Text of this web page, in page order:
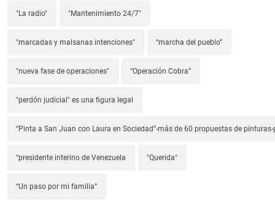
"La radio" "Mantenimiento 24/7"
"marcadas y malsanas intenciones" “marcha del pueblo”
"nueva fase de operaciones" “Operación Cobra”
"perdón judicial" es una figura legal
“Pinta a San Juan con Laura en Sociedad”-más de 60 propuestas de
“presidente interino de Venezuela "Querida"
“Un paso por mi familia”